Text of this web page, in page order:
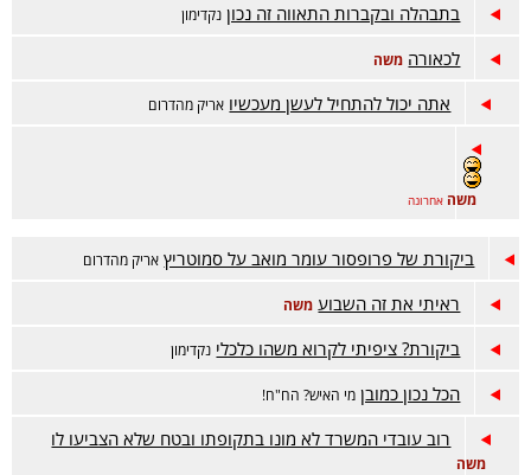
בתבהלה ובקברות התאווה זה נכון נקדימון
לכאורה משה
אתה יכול להתחיל לעשן מעכשיו אריק מהדרום
משה אחרונה
ביקורת של פרופסור עומר מואב על סמוטריץ אריק מהדרום
ראיתי את זה השבוע משה
ביקורת? ציפיתי לקרוא משהו כלכלי נקדימון
הכל נכון כמובן מי האיש? הח"ח!
רוב עובדי המשרד לא מונו בתקופתו ובטח שלא הצביעו לו
משה